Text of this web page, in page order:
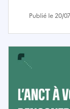
Publié le 20/